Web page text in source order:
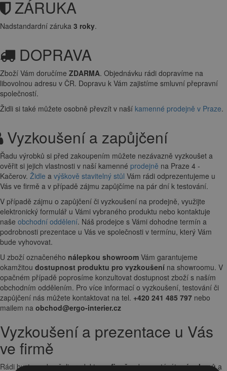
ZÁRUKA
Nadstandardní záruka 3 roky.
DOPRAVA
Zboží Vám doručíme ZDARMA. Objednávku rádi dopravíme na
libovolnou adresu v ČR. Dopravu k Vám zajistíme smluvní přepravní
společností.
Židli si také můžete osobně převzít v naší kamenné prodejně v Praze.
Vyzkoušení a zapůjčení
Řadu výrobků si před zakoupením můžete nezávazně vyzkoušet a
ověřit si jejich vlastnosti v naší kamenné prodejně na Praze 4 -
Kačerov. Židle a výškově stavitelný stůl Vám rádi odprezentujeme u
Vás ve firmě a v případě zájmu zapůjčíme na pár dní k testování.
V případě zájmu o zapůjčení či vyzkoušení na prodejně, využijte
elektronický formulář u Vámi vybraného produktu nebo kontaktuje
naše obchodní oddělení. Náš prodejce s Vámi dohodne termín a
podrobnosti prezentace u Vás ve společnosti v termínu, který Vám
bude vyhovovat.
U zboží označeného nálepkou showroom Vám garantujeme
okamžitou dostupnost produktu pro vyzkoušení na showroomu. V
opačném případě poprosíme konzultovat dostupnost zboží s naším
obchodním oddělením. Pro více informací o vyzkoušení, testování či
zapůjčení nás můžete kontaktovat na tel. +420 241 485 797 nebo
mailem na obchod@ergo-interier.cz
Vyzkoušení a prezentace u Vás
ve firmě
Rádi byste vyzkoušeli produktyve firměnebo poptávátevíce kusůa